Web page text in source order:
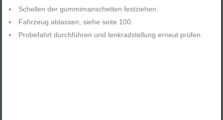
Schellen der gummimanschetten festziehen.
Fahrzeug ablassen, siehe seite 100.
Probefahrt durchführen und lenkradstellung erneut prüfen.